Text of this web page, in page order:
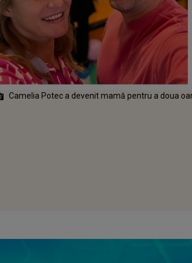
Camelia Potec a devenit mamă pentru a doua